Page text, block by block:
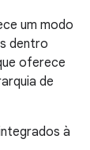
um modo
dentro
oferece
de
à